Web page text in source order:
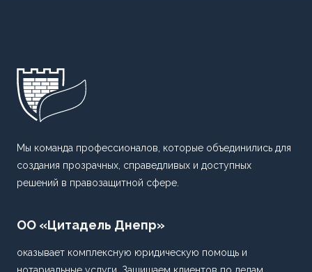
Мы команда профессионалов, которые объединились для
создания прозрачных, справедливых и доступных
решений в правозащитной сфере.
ОО «Цитадель Днепр»
оказывает комплексную юридическую помощь и